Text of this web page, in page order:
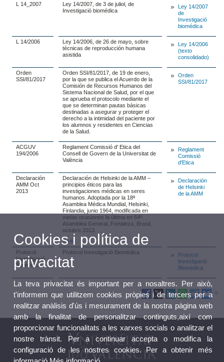
L 14_2007
Ley 14/2007, de 3 de juliol, de
Investigació biomédica
Ley 14/2007
de
Investigació
biomédica
L 14/2006
Ley 14/2006, de 26 de mayo, sobre
técnicas de reproducción humana
asistida
Ley 14/2006
(texto
consolidado)
Orden
SSI/81/2017
Orden SSI/81/2017, de 19 de enero,
por la que se publica el Acuerdo de la
Comisión de Recursos Humanos del
Sistema Nacional de Salud, por el que
se aprueba el protocolo mediante el
que se determinan pautas básicas
destinadas a asegurar y proteger el
derecho a la intimidad del paciente por
los alumnos y residentes en Ciencias
de la Salud.
Orden
SSI/81/2017
ACGUV
194/2006
Reglament Comissió d' Etica del
Consell de Govern de la Universitat de
València
Reglament
Comissió
d'Etica
Declaración
AMM Oct
2013
Declaración de Helsinki de la AMM –
principios éticos para las
investigaciones médicas en seres
humanos. Adoptada por la 18ª
Asamblea Médica Mundial, Helsinki,
Finlandia, junio 1964, modificada en
varias ocasiones la última en 64ª
Asamblea General, Fortaleza, Brasil,
octubre 2013.
+ info
Declaración
de Helsinki
de la AMM
Protocol
Investigació
Biomédica
Protocol Investigació Biomédica
Protocol
Investigació
Biomédica
Cookies i política de
privacitat
La teva privacitat és important per a nosaltres. Per això,
t'informem que utilitzem cookies pròpies i de tercers per a
realitzar anàlisis d'ús i mesurament de la nostra pàgina web
amb la finalitat de personalitzar continguts,així com
proporcionar funcionalitats a les xarxes socials o analitzar el
nostre trànsit. Per a continuar accepta o modifica la
configuració de les nostres cookies. Per a obtenir més